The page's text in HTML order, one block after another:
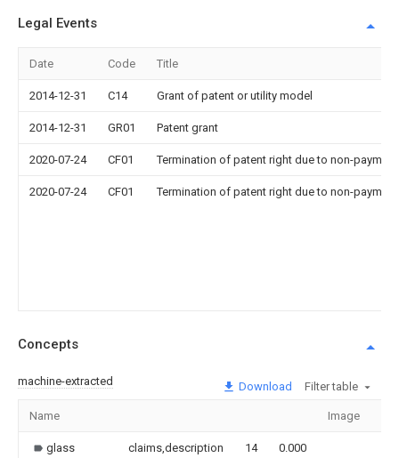
Legal Events
Date Code Title
2014-12-31 C14 Grant of patent or utility model
2014-12-31 GR01 Patent grant
2020-07-24 CF01 Termination of patent right due to non-
2020-07-24 CF01 Termination of patent right due to non-
Concepts
machine-extracted Download Filter table
Name Image
glass claims,description 14 0.000